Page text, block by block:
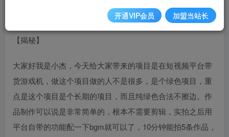
大家好我是小杰，今天给大家带来的项目是在短视频平台带
货游戏机，做这个项目做的人不是很多，是个绿色项目，重
点是这个项目是个长期的项目，而且纯绿色合法不擦边。作
品制作可以说是非常简单的，根本不需要剪辑，实拍之后用
平台自带的功能配一下bgm就可以了，10分钟能拍5条作品，
开通VIP会员 加盟当站长